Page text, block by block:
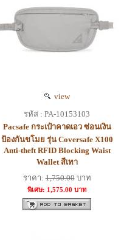
view
รหัส : PA-10153103
Pacsafe กระเป๋าคาดเอว ซ่อนเงิน
ป้องกันขโมย รุ่น Coversafe X100
Anti-theft RFID Blocking Waist
Wallet สีเทา
ราคา:1,750.00บาท
พิเศษ: 1,575.00 บาท